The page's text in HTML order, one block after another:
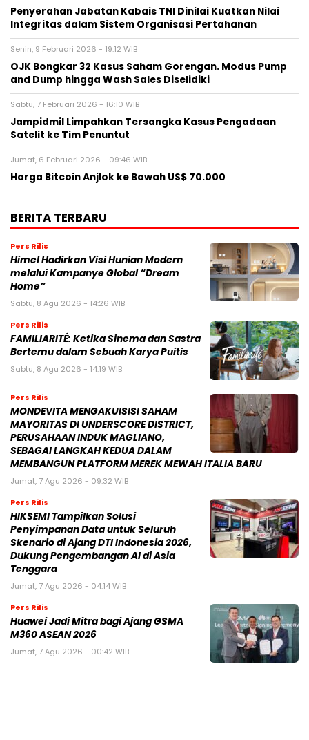
Penyerahan Jabatan Kabais TNI Dinilai Kuatkan Nilai
Integritas dalam Sistem Organisasi Pertahanan
Senin, 9 Februari 2026 - 19:12 WIB
OJK Bongkar 32 Kasus Saham Gorengan. Modus Pump
and Dump hingga Wash Sales Diselidiki
Sabtu, 7 Februari 2026 - 16:10 WIB
Jampidmil Limpahkan Tersangka Kasus Pengadaan
Satelit ke Tim Penuntut
Jumat, 6 Februari 2026 - 09:46 WIB
Harga Bitcoin Anjlok ke Bawah US$ 70.000
BERITA TERBARU
Pers Rilis
Himel Hadirkan Visi Hunian Modern
melalui Kampanye Global “Dream
Home”
Sabtu, 8 Agu 2026 - 14:26 WIB
Pers Rilis
FAMILIARITÉ: Ketika Sinema dan Sastra
Bertemu dalam Sebuah Karya Puitis
Sabtu, 8 Agu 2026 - 14:19 WIB
Pers Rilis
MONDEVITA MENGAKUISISI SAHAM
MAYORITAS DI UNDERSCORE DISTRICT,
PERUSAHAAN INDUK MAGLIANO,
SEBAGAI LANGKAH KEDUA DALAM
MEMBANGUN PLATFORM MEREK MEWAH ITALIA BARU
Jumat, 7 Agu 2026 - 09:32 WIB
Pers Rilis
HIKSEMI Tampilkan Solusi
Penyimpanan Data untuk Seluruh
Skenario di Ajang DTI Indonesia 2026,
Dukung Pengembangan AI di Asia
Tenggara
Jumat, 7 Agu 2026 - 04:14 WIB
Pers Rilis
Huawei Jadi Mitra bagi Ajang GSMA
M360 ASEAN 2026
Jumat, 7 Agu 2026 - 00:42 WIB